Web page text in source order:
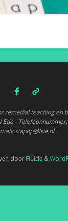
remedial teaching en
Ede -
mail: stapop@live.nl
door Fluida &